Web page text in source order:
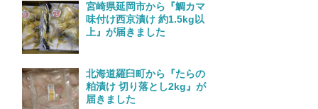
宮崎県延岡市から『鯛カマ
味付け西京漬け 約1.5kg以
上』が届きました
北海道羅臼町から『たらの
粕漬け 切り落とし2kg』が
届きました